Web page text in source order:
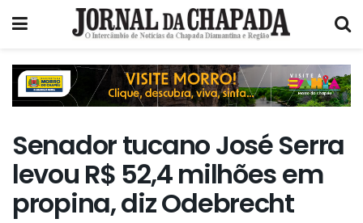
Senador tucano José Serra
levou R$ 52,4 milhões em
propina, diz Odebrecht